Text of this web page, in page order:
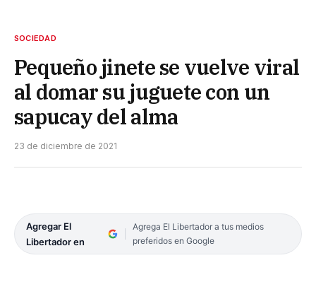
SOCIEDAD
Pequeño jinete se vuelve viral
al domar su juguete con un
sapucay del alma
23 de diciembre de 2021
Agregar El
Libertador en
Agrega El Libertador a tus medios
preferidos en Google